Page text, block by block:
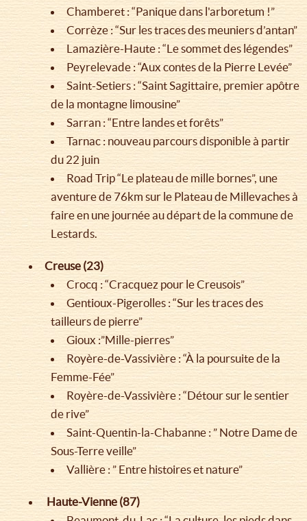
Chamberet : “Panique dans l'arboretum !”
Corrèze : “Sur les traces des meuniers d’antan”
Lamazière-Haute : “Le sommet des légendes”
Peyrelevade : “Aux contes de la Pierre Levée”
Saint-Setiers : “Saint Sagittaire, premier apôtre
de la montagne limousine”
Sarran : “Entre landes et forêts”
Tarnac : nouveau parcours disponible à partir
du 22 juin
Road Trip “Le plateau de mille bornes”, une
aventure de 76km sur le Plateau de Millevaches à
faire en une journée au départ de la commune de
Lestards.
Creuse (23)
Crocq : “Cracquez pour le Creusois”
Gentioux-Pigerolles : “Sur les traces des
tailleurs de pierre”
Gioux :”Mille-pierres”
Royère-de-Vassivière : “À la poursuite de la
Femme-Fée”
Royère-de-Vassivière : “Détour sur le sentier
de rive”
Saint-Quentin-la-Chabanne : ” Notre Dame de
Sous-Terre veille”
Vallière : ” Entre histoires et nature”
Haute-Vienne (87)